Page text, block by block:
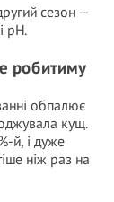
сезон —
pH.
робитиму
обпалює
кущ.
й, і дуже
ніж раз на